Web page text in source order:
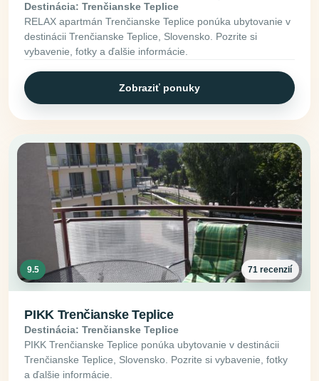
Destinácia: Trenčianske Teplice
RELAX apartmán Trenčianske Teplice ponúka ubytovanie v
destinácii Trenčianske Teplice, Slovensko. Pozrite si
vybavenie, fotky a ďalšie informácie.
Zobraziť ponuky
9.5 71 recenzií
PIKK Trenčianske Teplice
Destinácia: Trenčianske Teplice
PIKK Trenčianske Teplice ponúka ubytovanie v destinácii
Trenčianske Teplice, Slovensko. Pozrite si vybavenie, fotky
a ďalšie informácie.